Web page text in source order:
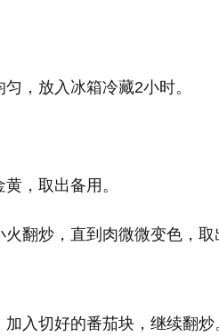
，放入冰箱冷藏2小时。
，取出备用。
翻炒，直到肉微微变色，取
入切好的番茄块，继续翻炒